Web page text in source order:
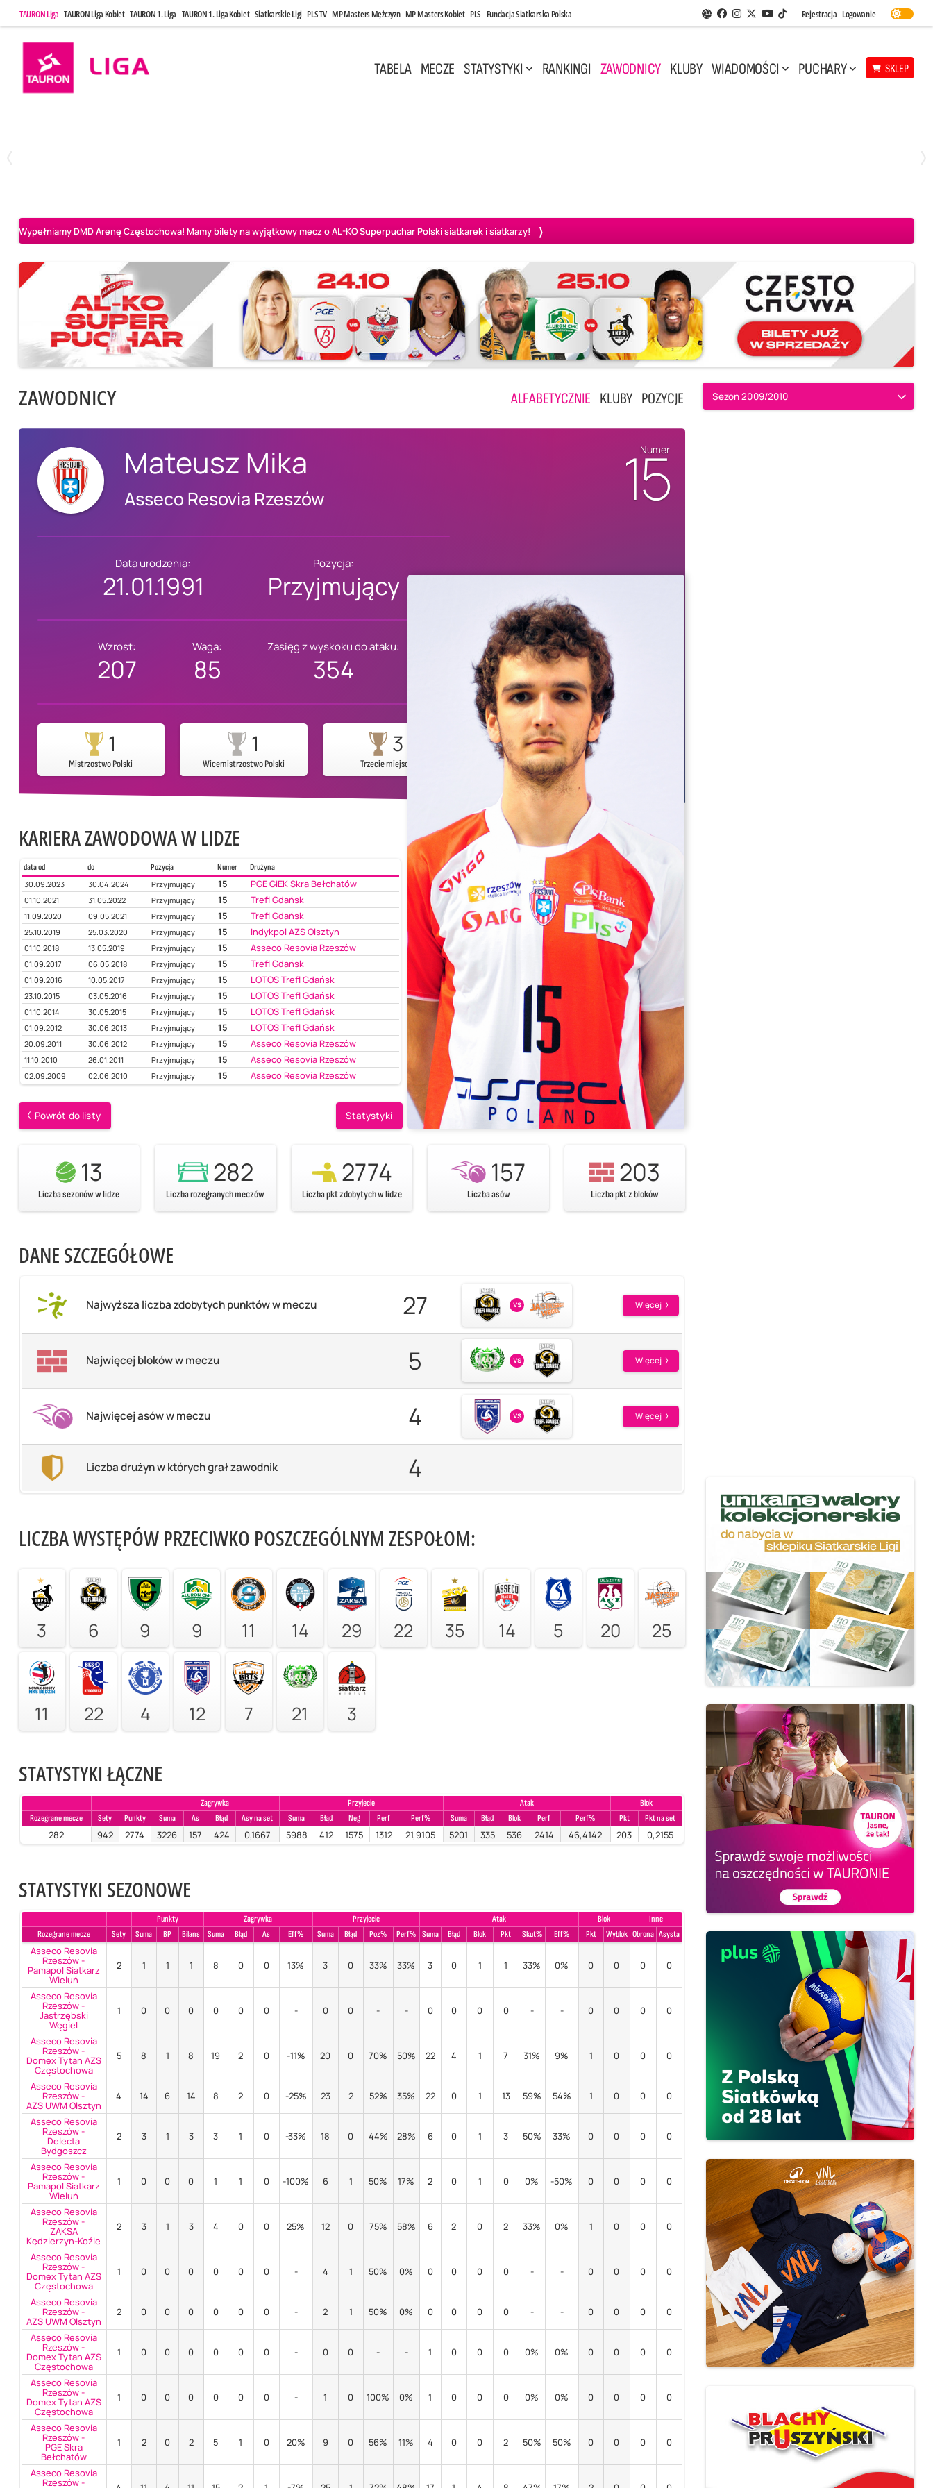
TAURON Liga TAURON Liga Kobiet TAURON 1. Liga TAURON 1. Liga Kobiet Siatkarskie Ligi PLS TV MP Masters Mężczyzn MP Masters Kobiet PLS Fundacja Siatkarska Polska Aplikacja Siatkarskie Ligi
Facebook
Instagram
Twitter
Youtube
TikTok
Rejestracja Logowanie
TABELA MECZE STATYSTYKI RANKINGI ZAWODNICY KLUBY WIADOMOŚCI PUCHARY SKLEP
Wypełniamy DMD Arenę Częstochowa! Mamy bilety na wyjątkowy mecz o AL-KO Superpuchar Polski siatkarek i siatkarzy!
ZAWODNICY ALFABETYCZNIE KLUBY POZYCJE Sezon 2009/2010
Mateusz Mika
Asseco Resovia Rzeszów
Data urodzenia:
21.01.1991
Pozycja:
Przyjmujący
Wzrost:
207
Waga:
85
Zasięg z wyskoku do ataku:
354
1
Mistrzostwo Polski
1
Wicemistrzostwo Polski
3
Trzecie miejsce
KARIERA ZAWODOWA W LIDZE
data od do Pozycja Numer
Drużyna
30.09.2023
30.04.2024 Przyjmujący 15 PGE GiEK Skra Bełchatów
01.10.2021 31.05.2022 Przyjmujący 15 Trefl Gdańsk
11.09.2020 09.05.2021 Przyjmujący 15 Trefl Gdańsk
25.10.2019 25.03.2020 Przyjmujący 15 Indykpol AZS Olsztyn
01.10.2018 13.05.2019 Przyjmujący 15 Asseco Resovia Rzeszów
01.09.2017 06.05.2018 Przyjmujący 15 Trefl Gdańsk
01.09.2016 10.05.2017 Przyjmujący 15 LOTOS Trefl Gdańsk
23.10.2015 03.05.2016 Przyjmujący 15 LOTOS Trefl Gdańsk
01.10.2014 30.05.2015 Przyjmujący 15 LOTOS Trefl Gdańsk
01.09.2012 30.06.2013 Przyjmujący 15 LOTOS Trefl Gdańsk
20.09.2011 30.06.2012 Przyjmujący 15 Asseco Resovia Rzeszów
11.10.2010 26.01.2011 Przyjmujący 15 Asseco Resovia Rzeszów
02.09.2009 02.06.2010 Przyjmujący 15 Asseco Resovia Rzeszów
Powrót do listy Statystyki
Numer
15
13
Liczba sezonów w lidze
282
Liczba rozegranych meczów
2774
Liczba pkt zdobytych w lidze
157
Liczba asów
203
Liczba pkt z bloków
DANE SZCZEGÓŁOWE
Najwyższa liczba zdobytych punktów w meczu 27 vs Więcej
Najwięcej bloków w meczu 5 vs Więcej
Najwięcej asów w meczu 4 vs Więcej
Liczba drużyn w których grał zawodnik 4
LICZBA WYSTĘPÓW PRZECIWKO POSZCZEGÓLNYM ZESPOŁOM:
3 6 9 9 11 14 29 22 35 14 5 20 25
11 22 4 12 7 21 3
STATYSTYKI ŁĄCZNE
Zagrywka Przyjecie Atak
Blok
Rozegrane mecze
Sety Punkty Suma As Błąd Asy na set Suma Błąd Neg Perf Perf% Suma Błąd Blok Perf Perf% Pkt Pkt na set
282 942 2774 3226 157 424 0,1667 5988 412 1575 1312 21,9105 5201 335 536 2414 46,4142 203 0,2155
STATYSTYKI SEZONOWE
Punkty Zagrywka Przyjecie Atak Blok
Inne
Rozegrane mecze
Sety Suma BP Bilans Suma Błąd As Eff% Suma Błąd Poz% Perf% Suma Błąd Blok Pkt Skut% Eff% Pkt Wyblok Obrona Asysta
Asseco Resovia
Rzeszów -
Pamapol Siatkarz
Wieluń
2 1 1 1 8 0 0 13% 3 0 33% 33% 3 0 1 1 33% 0% 0 0 0 0
Asseco Resovia
Rzeszów -
Jastrzębski
Węgiel
1 0 0 0 0 0 0 - 0 0 - - 0 0 0 0 - - 0 0 0 0
Asseco Resovia
Rzeszów -
Domex Tytan AZS
Częstochowa
5 8 1 8 19 2 0 -11% 20 0 70% 50% 22 4 1 7 31% 9% 1 0 0 0
Asseco Resovia
Rzeszów -
AZS UWM Olsztyn
4 14 6 14 8 2 0 -25% 23 2 52% 35% 22 0 1 13 59% 54% 1 0 0 0
Asseco Resovia
Rzeszów -
Delecta
Bydgoszcz
2 3 1 3 3 1 0 -33% 18 0 44% 28% 6 0 1 3 50% 33% 0 0 0 0
Asseco Resovia
Rzeszów -
Pamapol Siatkarz
Wieluń
1 0 0 0 1 1 0 -100% 6 1 50% 17% 2 0 1 0 0% -50% 0 0 0 0
Asseco Resovia
Rzeszów -
ZAKSA
Kędzierzyn-Koźle
2 3 1 3 4 0 0 25% 12 0 75% 58% 6 2 0 2 33% 0% 1 0 0 0
Asseco Resovia
Rzeszów -
Domex Tytan AZS
Częstochowa
1 0 0 0 0 0 0 - 4 1 50% 0% 0 0 0 0 - - 0 0 0 0
Asseco Resovia
Rzeszów -
AZS UWM Olsztyn
2 0 0 0 0 0 0 - 2 1 50% 0% 0 0 0 0 - - 0 0 0 0
Asseco Resovia
Rzeszów -
Domex Tytan AZS
Częstochowa
1 0 0 0 0 0 0 - 0 0 - - 1 0 0 0 0% 0% 0 0 0 0
Asseco Resovia
Rzeszów -
Domex Tytan AZS
Częstochowa
1 0 0 0 0 0 0 - 1 0 100% 0% 1 0 0 0 0% 0% 0 0 0 0
Asseco Resovia
Rzeszów -
PGE Skra
Bełchatów
1 2 0 2 5 1 0 20% 9 0 56% 11% 4 0 0 2 50% 50% 0 0 0 0
Asseco Resovia
Rzeszów -